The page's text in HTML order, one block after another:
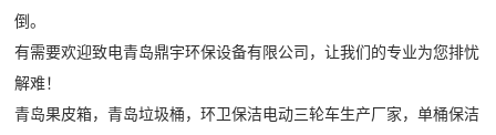
倒。
有需要欢迎致电青岛鼎宇环保设备有限公司，让我们的专业为您排忧
解难！
青岛果皮箱，青岛垃圾桶，环卫保洁电动三轮车生产厂家，单桶保洁